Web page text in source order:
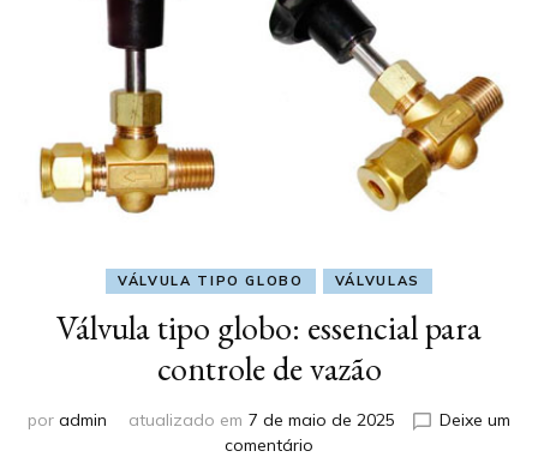
VÁLVULA TIPO GLOBO VÁLVULAS
Válvula tipo globo: essencial para
controle de vazão
por admin atualizado em 7 de maio de 2025
Deixe um
comentário